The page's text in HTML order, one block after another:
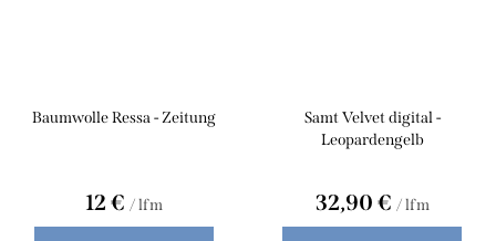
Baumwolle Ressa - Zeitung
12 € / lfm
Samt Velvet digital -
Leopardengelb
32,90 € / lfm